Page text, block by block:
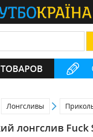
Лонгсливы
лонгслив Fuck